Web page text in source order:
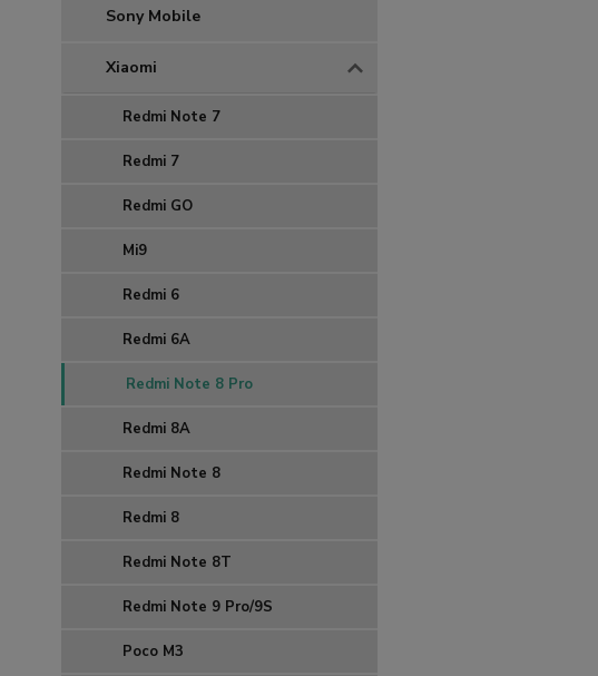
Sony Mobile
Xiaomi
Redmi Note 7
Redmi 7
Redmi GO
Mi9
Redmi 6
Redmi 6A
Redmi Note 8 Pro
Redmi 8A
Redmi Note 8
Redmi 8
Redmi Note 8T
Redmi Note 9 Pro/9S
Poco M3